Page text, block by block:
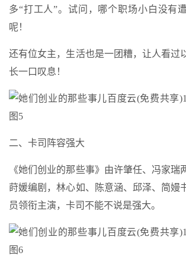
多“打工人”。试问，哪个职场小白没有
呢！
还有位女主，生活也是一团糟，让人看过
长一口叹息！
二、卡司阵容强大
《她们创业的那些事》由许肇任、冯家瑞
莳媛编剧，林心如、陈意涵、邱泽、简嫚
员领衔主演，卡司不能不说是强大。